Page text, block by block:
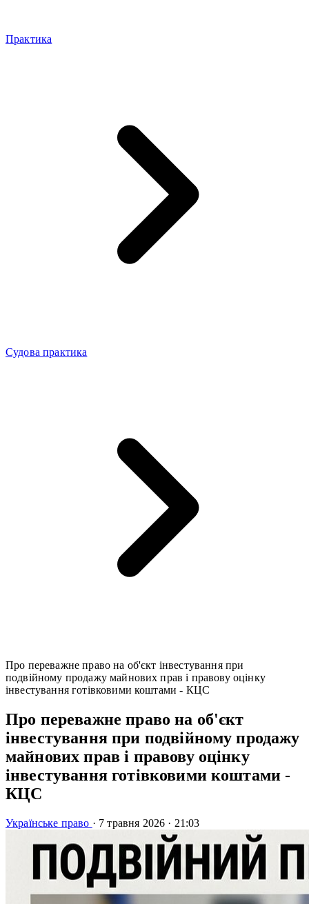
Практика
Судова практика
Про переважне право на об'єкт інвестування при
подвійному продажу майнових прав і правову оцінку
інвестування готівковими коштами - КЦС
Про переважне право на об'єкт
інвестування при подвійному продажу
майнових прав і правову оцінку
інвестування готівковими коштами -
КЦС
Українське право · 7 травня 2026 · 21:03